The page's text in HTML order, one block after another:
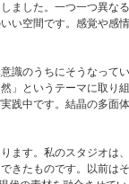
ました。一つ一つ異な
い空間です。感覚や感
識のうちにそうなって
」というテーマに取り
践中です。結晶の多面
ます。私のスタジオは
きたものです。以前は